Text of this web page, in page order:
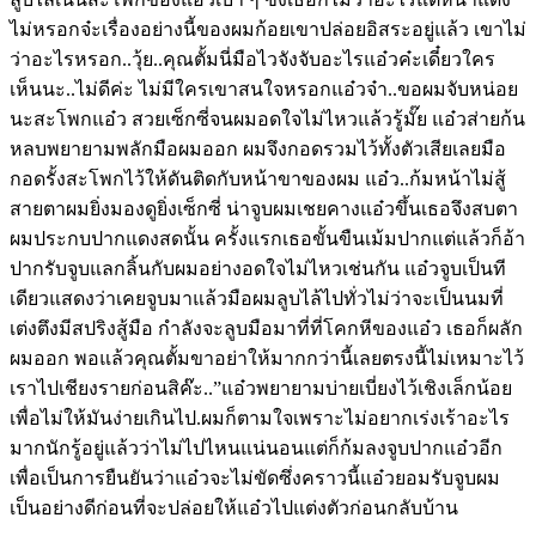
ไม่หรอกจ๋ะเรื่องอย่างนี้ของผมก้อยเขาปล่อยอิสระอยู่แล้ว เขาไม่
ว่าอะไรหรอก..วุ้ย..คุณตั้มนี่มือไวจังจับอะไรแอ๋วค๋ะเดี๋ยวใคร
เห็นนะ..ไม่ดีค่ะ ไม่มีใครเขาสนใจหรอกแอ๋วจ๋า..ขอผมจับหน่อย
นะสะโพกแอ๋ว สวยเซ็กซี่จนผมอดใจไม่ไหวแล้วรู้มั๊ย แอ๋วส่ายก้น
หลบพยายามพลักมือผมออก ผมจึงกอดรวมไว้ทั้งตัวเสียเลยมือ
กอดรั้งสะโพกไว้ให้ดันติดกับหน้าขาของผม แอ๋ว..ก้มหน้าไม่สู้
สายตาผมยิ่งมองดูยิ่งเซ็กซี่ น่าจูบผมเชยคางแอ๋วขึ้นเธอจึงสบตา
ผมประกบปากแดงสดนั้น ครั้งแรกเธอขั้นขืนเม้มปากแต่แล้วก็อ้า
ปากรับจูบแลกลิ้นกับผมอย่างอดใจไม่ไหวเช่นกัน แอ๋วจูบเป็นที
เดียวแสดงว่าเคยจูบมาแล้วมือผมลูบไล้ไปทั่วไม่ว่าจะเป็นนมที่
เต่งตึงมีสปริงสู้มือ กำลังจะลูบมือมาที่ที่โคกหีของแอ๋ว เธอก็ผลัก
ผมออก พอแล้วคุณตั้มขาอย่าให้มากกว่านี้เลยตรงนี้ไม่เหมาะไว้
เราไปเชียงรายก่อนสิค๊ะ..”แอ๋วพยายามบ่ายเบี่ยงไว้เชิงเล็กน้อย
เพื่อไม่ให้มันง่ายเกินไป.ผมก็ตามใจเพราะไม่อยากเร่งเร้าอะไร
มากนักรู้อยู่แล้วว่าไม่ไปไหนแน่นอนแต่ก็ก้มลงจูบปากแอ๋วอีก
เพื่อเป็นการยืนยันว่าแอ๋วจะไม่ขัดซึ่งคราวนี้แอ๋วยอมรับจูบผม
เป็นอย่างดีก่อนที่จะปล่อยให้แอ๋วไปแต่งตัวก่อนกลับบ้าน